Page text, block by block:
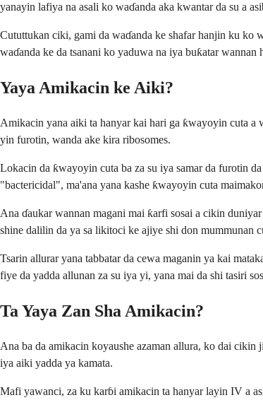
yanayin lafiya na asali ko waɗanda aka kwantar da su a
Cututtukan ciki, gami da waɗanda ke shafar hanjin ku ko
waɗanda ke da tsanani ko yaduwa na iya buƙatar
Yaya Amikacin ke Aiki?
Amikacin yana aiki ta hanyar kai hari ga ƙwayoyin cuta a
yin furotin, wanda ake kira ribosomes.
Lokacin da ƙwayoyin cuta ba za su iya samar da furotin
"bactericidal", ma'ana yana kashe ƙwayoyin cuta
Ana ɗaukar wannan magani mai ƙarfi sosai a cikin
shine dalilin da ya sa likitoci ke ajiye shi don mummunan
Tsarin allurar yana tabbatar da cewa maganin ya kai
fiye da yadda allunan za su iya yi, yana mai da shi tasiri
Ta Yaya Zan Sha Amikacin?
Ana ba da amikacin koyaushe azaman allura, ko dai
iya aiki yadda ya kamata.
Mafi yawanci, za ku karɓi amikacin ta hanyar layin IV a